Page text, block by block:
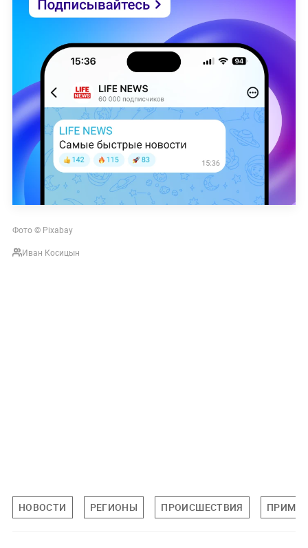
Фото © Pixabay
Иван Косицын
НОВОСТИ РЕГИОНЫ ПРОИСШЕСТВИЯ